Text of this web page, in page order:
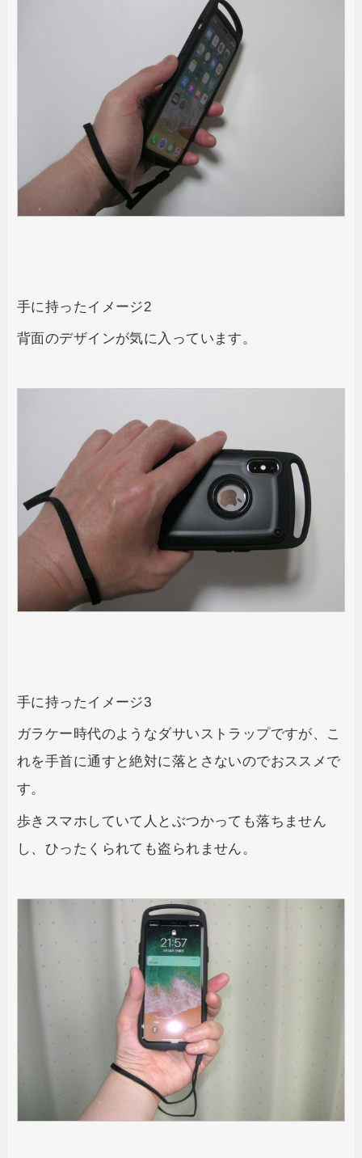
手に持ったイメージ2
背面のデザインが気に入っています。
手に持ったイメージ3
ガラケー時代のようなダサいストラップですが、こ
れを手首に通すと絶対に落とさないのでおススメで
す。
歩きスマホしていて人とぶつかっても落ちません
し、ひったくられても盗られません。